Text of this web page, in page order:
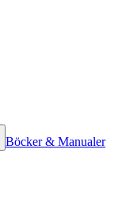
Böcker & Manualer